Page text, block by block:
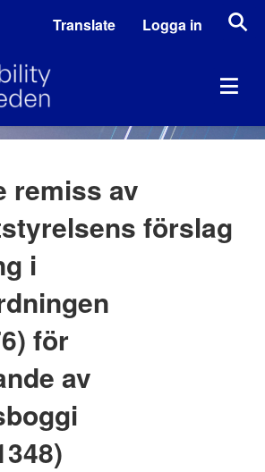
Translate Logga in
remiss av
förslag
i
för
av